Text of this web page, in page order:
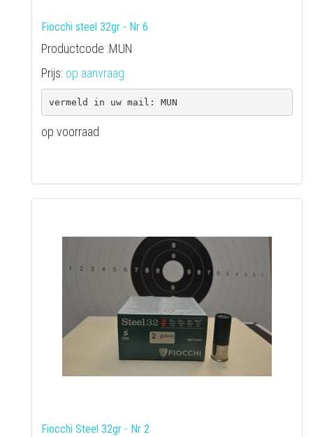
Fiocchi steel 32gr - Nr 6
Productcode :MUN
Prijs: op aanvraag
op voorraad
Fiocchi Steel 32gr - Nr 2